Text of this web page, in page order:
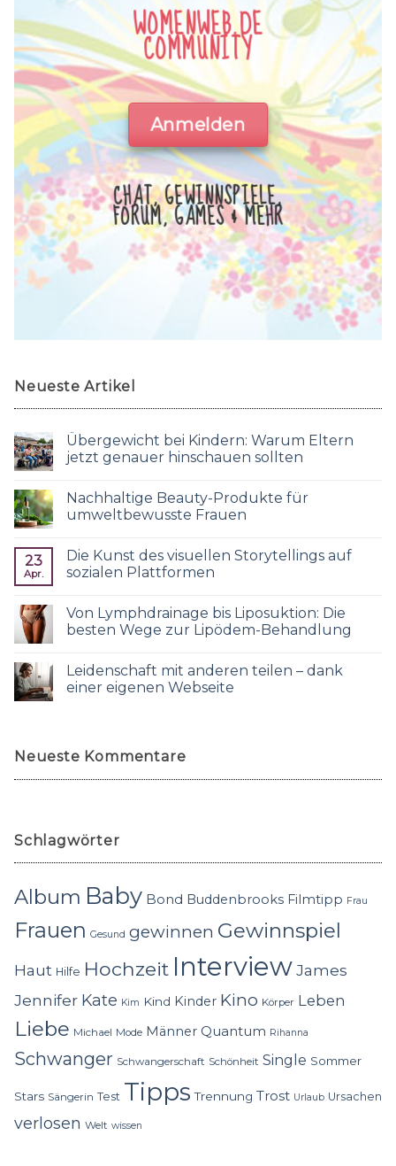
WOMENWEB.DE
COMMUNITY
Anmelden
CHAT, GEWINNSPIELE,
FORUM, GAMES & MEHR
Neueste Artikel
Übergewicht bei Kindern: Warum Eltern
jetzt genauer hinschauen sollten
Nachhaltige Beauty-Produkte für
umweltbewusste Frauen
23
Apr.
Die Kunst des visuellen Storytellings auf
sozialen Plattformen
Von Lymphdrainage bis Liposuktion: Die
besten Wege zur Lipödem-Behandlung
Leidenschaft mit anderen teilen – dank
einer eigenen Webseite
Neueste Kommentare
Schlagwörter
Album Baby Bond Buddenbrooks Filmtipp Frau
Frauen Gesund gewinnen Gewinnspiel
Haut Hilfe Hochzeit InterviewJames
Jennifer Kate Kim Kind Kinder Kino Körper Leben
Liebe Michael Mode Männer Quantum Rihanna
Schwanger Schwangerschaft Schönheit Single Sommer
Stars Sängerin Test Tipps Trennung Trost Urlaub Ursachen
verlosen Welt wissen